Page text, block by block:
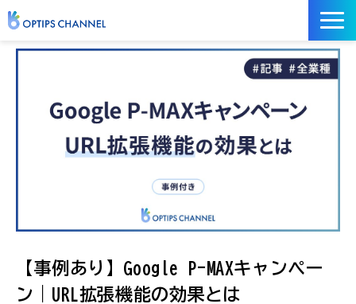
イベント
サービス／ツール
【事例あり】Google P-MAXキャンペー
ン｜URL拡張機能の効果とは